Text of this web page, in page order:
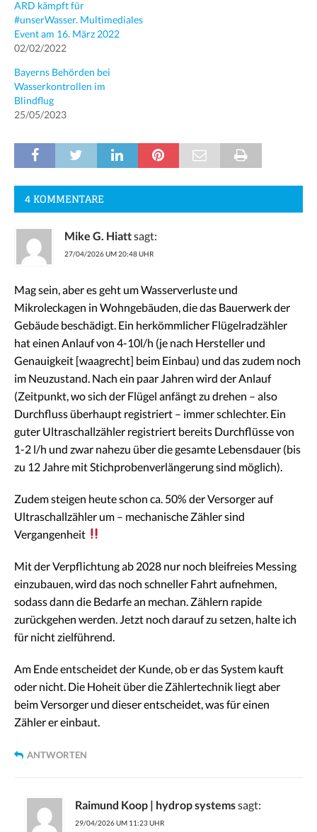
ARD kämpft für
#unserWasser. Multimediales
Event am 16. März 2022
02/02/2022
Bayerns Behörden bei
Wasserkontrollen im
Blindflug
25/05/2023
4 KOMMENTARE
Mike G. Hiattsagt:
27/04/2026 UM 20:48 UHR
Mag sein, aber es geht um Wasserverluste und
Mikroleckagen in Wohngebäuden, die das Bauerwerk der
Gebäude beschädigt. Ein herkömmlicher Flügelradzähler
hat einen Anlauf von 4-10l/h (je nach Hersteller und
Genauigkeit [waagrecht] beim Einbau) und das zudem noch
im Neuzustand. Nach ein paar Jahren wird der Anlauf
(Zeitpunkt, wo sich der Flügel anfängt zu drehen – also
Durchfluss überhaupt registriert – immer schlechter. Ein
guter Ultraschallzähler registriert bereits Durchflüsse von
1-2 l/h und zwar nahezu über die gesamte Lebensdauer (bis
zu 12 Jahre mit Stichprobenverlängerung sind möglich).
Zudem steigen heute schon ca. 50% der Versorger auf
Ultraschallzähler um – mechanische Zähler sind
Vergangenheit
Mit der Verpflichtung ab 2028 nur noch bleifreies Messing
einzubauen, wird das noch schneller Fahrt aufnehmen,
sodass dann die Bedarfe an mechan. Zählern rapide
zurückgehen werden. Jetzt noch darauf zu setzen, halte ich
für nicht zielführend.
Am Ende entscheidet der Kunde, ob er das System kauft
oder nicht. Die Hoheit über die Zählertechnik liegt aber
beim Versorger und dieser entscheidet, was für einen
Zähler er einbaut.
ANTWORTEN
Raimund Koop | hydrop systemssagt:
29/04/2026 UM 11:23 UHR